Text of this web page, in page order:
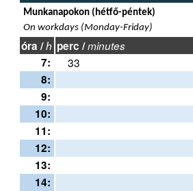
Munkanapokon (hétfő-péntek)
On workdays (Monday-Friday)
óra /h perc /minutes
7:
33
8:
9:
10:
11:
12:
13:
14: